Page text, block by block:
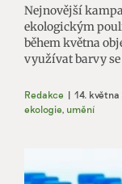
Nejnovější
ekologickým
během května
využívat barvy
Redakce | 14.
ekologie, umění